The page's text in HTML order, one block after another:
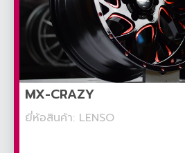
MX-CRAZY
ยี่ห้อสินค้า: LENSO